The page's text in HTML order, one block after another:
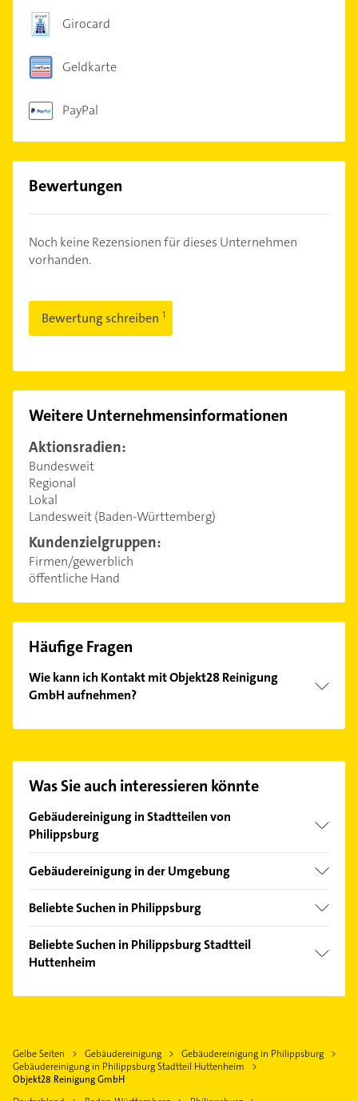
Girocard
Geldkarte
PayPal
Bewertungen
Noch keine Rezensionen für dieses Unternehmen
vorhanden.
Bewertung schreiben
Weitere Unternehmensinformationen
Aktionsradien:
Bundesweit
Regional
Lokal
Landesweit (Baden-Württemberg)
Kundenzielgruppen:
Firmen/gewerblich
öffentliche Hand
Häufige Fragen
Wie kann ich Kontakt mit Objekt28 Reinigung
GmbH aufnehmen?
finden Sie alleKontaktdaten.
Was Sie auch interessieren könnte
Gebäudereinigung in Stadtteilen von
Philippsburg
Rheinsheim
Gebäudereinigung in der Umgebung
Dettenheim
Oberhausen-Rheinhausen
Linkenheim-Hochstetten
Bad Schönborn
Speyer
Beliebte Suchen in Philippsburg
Klempner
Gasinstallateur
Krankengymnastik
Rechtsanwalt
Beliebte Suchen in Philippsburg Stadtteil
Huttenheim
Heizungsfirmen
Gartenbau & Landschaftsbau
Gelbe Seiten Gebäudereinigung
Gebäudereinigung in Philippsburg
Gebäudereinigung in Philippsburg Stadtteil Huttenheim
Objekt28 Reinigung GmbH